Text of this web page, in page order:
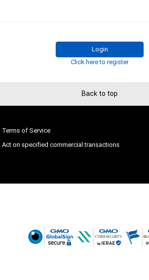
・東京オートサロン2023イメージガー
Login
Click here to register
Back to top
Terms of Service
Act on specified commercial transactions